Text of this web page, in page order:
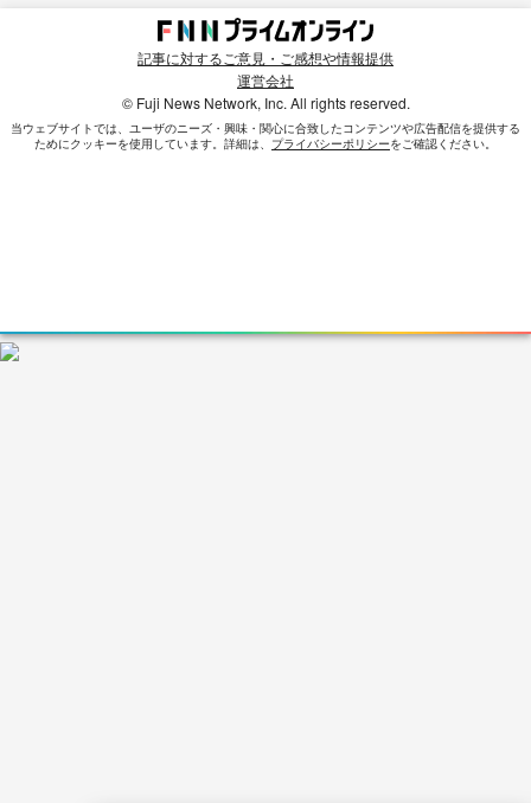
記事に対するご意見・ご感想や情報提供
運営会社
© Fuji News Network, Inc. All rights reserved.
当ウェブサイトでは、ユーザのニーズ・興味・関⼼に合致したコンテンツや広告配信を提供する
ためにクッキーを使⽤しています。詳細は、 プライバシーポリシーをご確認ください。